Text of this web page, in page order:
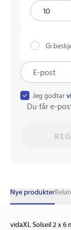
Gi
Jeg godtar
Du får e-
Nye produkter
vidaXL Solseil 2 x 6